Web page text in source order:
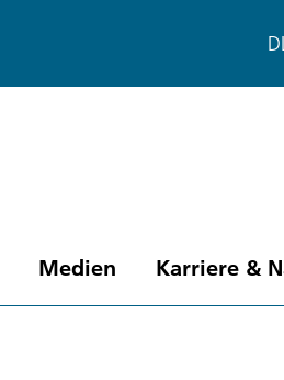
Medien Karriere &